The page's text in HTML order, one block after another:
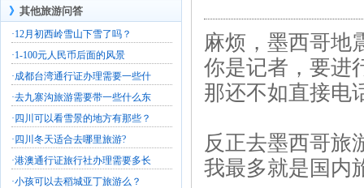
》 其他旅游问答
·12月初西岭雪山下雪了吗？
·1-100元人民币后面的风景
·成都台湾通行证办理需要一些什
·去九寨沟旅游需要带一些什么东
· 四川可以看雪景的地方有那些？
· 四川冬天适合去哪里旅游?
·港澳通行证旅行社办理需要多长
·小孩可以去稻城亚丁旅游么？
麻烦，墨西哥地
你是记者，要进
那还不如直接电
反正去墨西哥旅
我最多就是国内